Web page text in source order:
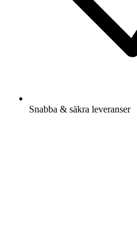
Snabba & säkra leveranser